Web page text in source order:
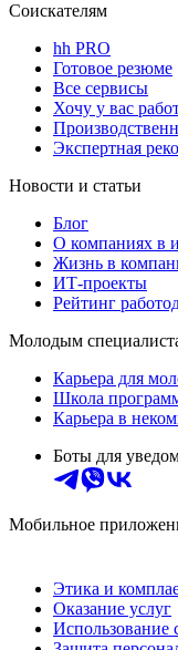
Соискателям
hh PRO
Готовое резюме
Все сервисы
Хочу у вас
Экспертная
Новости и статьи
Блог
О компаниях в
Жизнь в
ИТ-проекты
Рейтинг
Молодым
Карьера для
Школа
Карьера в
Боты для
Мобильное
Этика и
Оказание услуг
Использование